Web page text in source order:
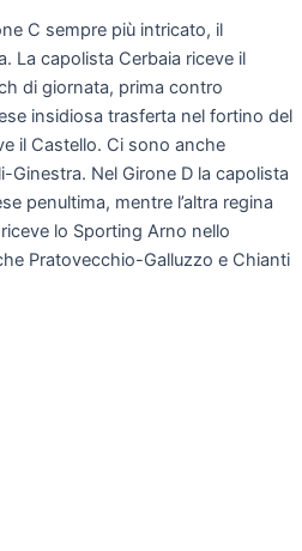
C sempre più intricato, il
La capolista Cerbaia riceve il
di giornata, prima contro
insidiosa trasferta nel fortino del
il Castello. Ci sono anche
Ginestra. Nel Girone D la capolista
penultima, mentre l’altra regina
lo Sporting Arno nello
Pratovecchio-Galluzzo e Chianti